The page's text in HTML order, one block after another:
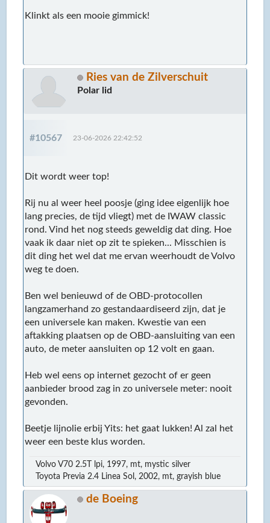
Klinkt als een mooie gimmick!
Ries van de Zilverschuit
Polar lid
#10567 23-06-2026 22:42:52
Dit wordt weer top!
Rij nu al weer heel poosje (ging idee eigenlijk hoe
lang precies, de tijd vliegt) met de IWAW classic
rond. Vind het nog steeds geweldig dat ding. Hoe
vaak ik daar niet op zit te spieken... Misschien is
dit ding het wel dat me ervan weerhoudt de Volvo
weg te doen.
Ben wel benieuwd of de OBD-protocollen
langzamerhand zo gestandaardiseerd zijn, dat je
een universele kan maken. Kwestie van een
aftakking plaatsen op de OBD-aansluiting van een
auto, de meter aansluiten op 12 volt en gaan.
Heb wel eens op internet gezocht of er geen
aanbieder brood zag in zo universele meter: nooit
gevonden.
Beetje lijnolie erbij Yits: het gaat lukken! Al zal het
weer een beste klus worden.
Volvo V70 2.5T lpi, 1997, mt, mystic silver
Toyota Previa 2.4 Linea Sol, 2002, mt, grayish blue
de Boeing